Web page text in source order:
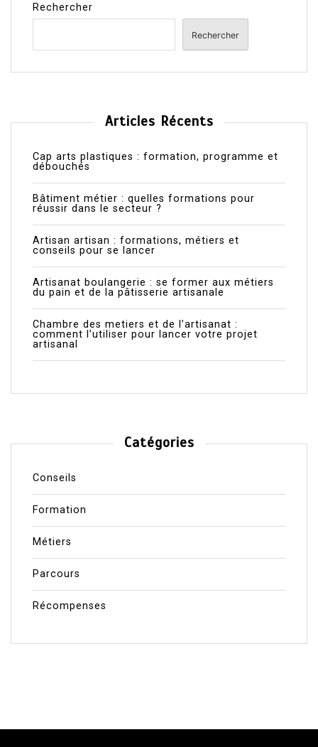
Rechercher
Rechercher
Articles Récents
Cap arts plastiques : formation, programme et
débouchés
Bâtiment métier : quelles formations pour
réussir dans le secteur ?
Artisan artisan : formations, métiers et
conseils pour se lancer
Artisanat boulangerie : se former aux métiers
du pain et de la pâtisserie artisanale
Chambre des metiers et de l’artisanat :
comment l’utiliser pour lancer votre projet
artisanal
Catégories
Conseils
Formation
Métiers
Parcours
Récompenses